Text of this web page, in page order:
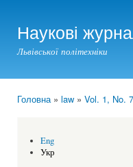
Наукові
Львівської політехніки
Головна» law » Vol. 1, No.
Eng
Укр